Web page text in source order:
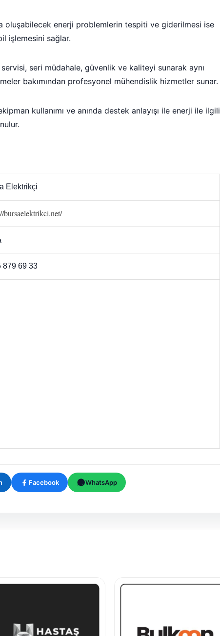
oluşabilecek enerji problemlerin tespiti ve giderilmesi ise
işlemesini sağlar.
seri müdahale, güvenlik ve kaliteyi sunarak aynı
bakımından profesyonel mühendislik hizmetler sunar.
kullanımı ve anında destek anlayışı ile enerji ile ilgili
Elektrikçi
bursaelektrikci.net/
879 69 33
Facebook WhatsApp